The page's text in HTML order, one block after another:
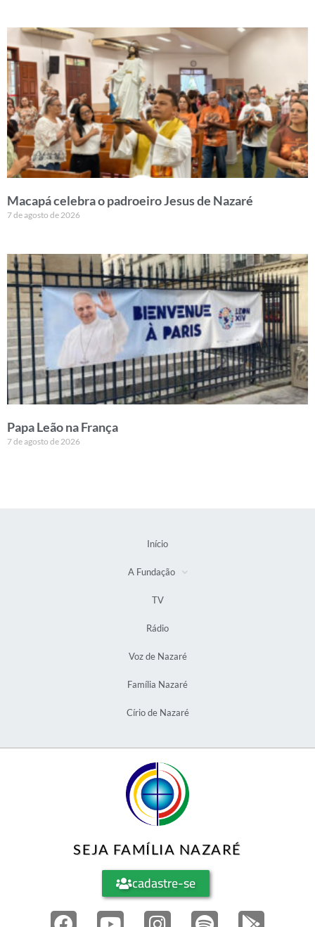
Macapá celebra o padroeiro Jesus de Nazaré
7 de agosto de 2026
Papa Leão na França
7 de agosto de 2026
Início
A Fundação
TV
Rádio
Voz de Nazaré
Família Nazaré
Círio de Nazaré
SEJA FAMÍLIA NAZARÉ
cadastre-se